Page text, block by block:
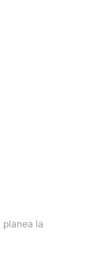
planea la